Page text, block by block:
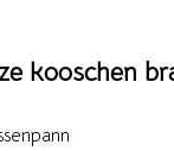
kooschen